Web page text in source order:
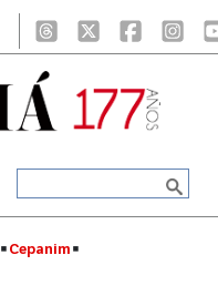
Cepanim